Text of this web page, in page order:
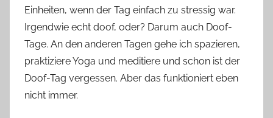
Einheiten, wenn der Tag einfach zu stressig war.
Irgendwie echt doof, oder? Darum auch Doof-
Tage. An den anderen Tagen gehe ich spazieren,
praktiziere Yoga und meditiere und schon ist der
Doof-Tag vergessen. Aber das funktioniert eben
nicht immer.